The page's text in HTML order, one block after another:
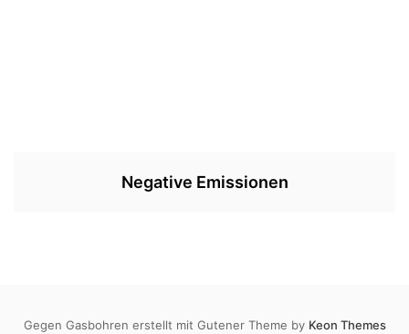
Negative Emissionen
Gegen Gasbohren erstellt mit Gutener Theme by Keon Themes